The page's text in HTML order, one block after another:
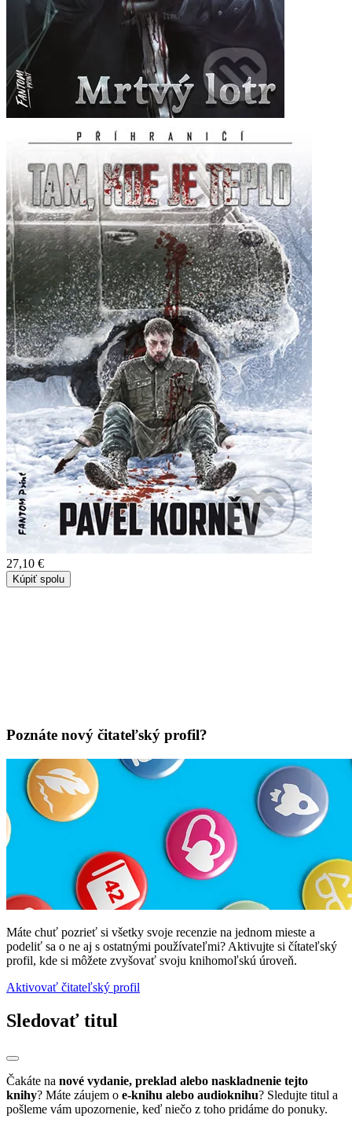
27,10 €
Kúpiť spolu
Poznáte nový čitateľský profil?
Máte chuť pozrieť si všetky svoje recenzie na jednom mieste a
podeliť sa o ne aj s ostatnými používateľmi? Aktivujte si čítateľský
profil, kde si môžete zvyšovať svoju knihomoľskú úroveň.
Aktivovať čitateľský profil
Sledovať titul
Čakáte na nové vydanie, preklad alebo naskladnenie tejto
knihy? Máte záujem o e-knihu alebo audioknihu? Sledujte titul a
pošleme vám upozornenie, keď niečo z toho pridáme do ponuky.